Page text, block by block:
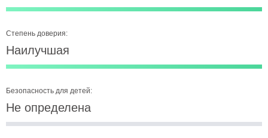
Степень доверия:
Наилучшая
Безопасность для детей:
Не определена